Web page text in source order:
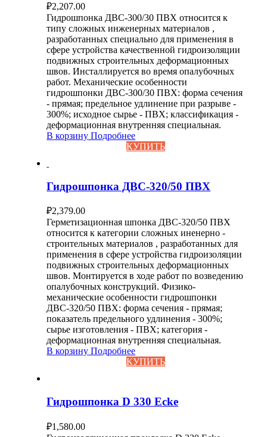
₽2,207.00
Гидрошпонка ДВС-300/30 ПВХ относится к
типу сложных инженерных материалов ,
разработанных специально для применения в
сфере устройства качественной гидроизоляции
подвижных строительных деформационных
швов. Инсталлируется во время опалубочных
работ. Механические особенности
гидрошпонки ДВС-300/30 ПВХ: форма сечения
- прямая; предельное удлинение при разрыве -
300%; исходное сырье - ПВХ; классификация -
деформационная внутренняя специальная.
В корзину Подробнее
КУПИТЬ
Гидрошпонка ДВС-320/50 ПВХ
₽2,379.00
Герметизационная шпонка ДВС-320/50 ПВХ
относится к категории сложных иненерно -
строительных материалов , разработанных для
применения в сфере устройства гидроизоляции
подвижных строительных деформационных
швов. Монтируется в ходе работ по возведению
опалубочных конструкций. Физико-
механические особенности гидрошпонки
ДВС-320/50 ПВХ: форма сечения - прямая;
показатель предельного удлинения - 300%;
сырье изготовления - ПВХ; категория -
деформационная внутренняя специальная.
В корзину Подробнее
КУПИТЬ
Гидрошпонка D 330 Ecke
₽1,580.00